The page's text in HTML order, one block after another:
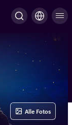
Alle Fotos